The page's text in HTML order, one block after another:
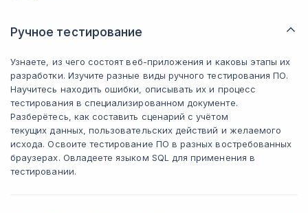
Ручное тестирование
Узнаете, из чего состоят веб-приложения и каковы этапы их
разработки. Изучите разные виды ручного тестирования ПО.
Научитесь находить ошибки, описывать их и процесс
тестирования в специализированном документе.
Разберётесь, как составить сценарий с учётом
текущих данных, пользовательских действий и желаемого
исхода. Освоите тестирование ПО в разных востребованных
браузерах. Овладеете языком SQL для применения в
тестировании.